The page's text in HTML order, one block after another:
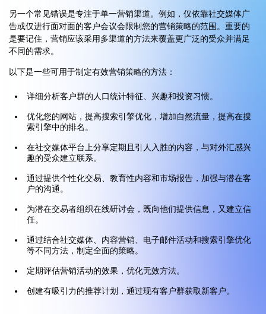
另一个常见错误是专注于单一营销渠道。例如，仅依靠社交媒体广
告或仅进行面对面的客户会议会限制您的营销策略的范围。重要的
是要记住，营销应该采用多渠道的方法来覆盖更广泛的受众并满足
不同的需求。
以下是一些可用于制定有效营销策略的方法：
详细分析客户群的人口统计特征、兴趣和投资习惯。
优化您的网站，提高搜索引擎优化，增加自然流量，提高在搜
索引擎中的排名。
在社交媒体平台上分享定期且引人入胜的内容，与对外汇感兴
趣的受众建立联系。
通过提供个性化交易、教育性内容和市场报告，加强与潜在客
户的沟通。
为潜在交易者组织在线研讨会，既向他们提供信息，又建立信
任。
通过结合社交媒体、内容营销、电子邮件活动和搜索引擎优化
等不同方法，制定全面的策略。
定期评估营销活动的效果，优化无效方法。
创建有吸引力的推荐计划，通过现有客户群获取新客户。